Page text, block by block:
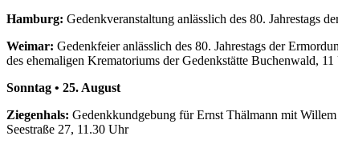
Hamburg: Gedenkveranstaltung anlässlich des 80. Jahrestags
Weimar: Gedenkfeier anlässlich des 80. Jahrestags der
des ehemaligen Krematoriums der Gedenkstätte Buchenwald,
Sonntag • 25. August
Ziegenhals: Gedenkkundgebung für Ernst Thälmann mit
Seestraße 27, 11.30 Uhr